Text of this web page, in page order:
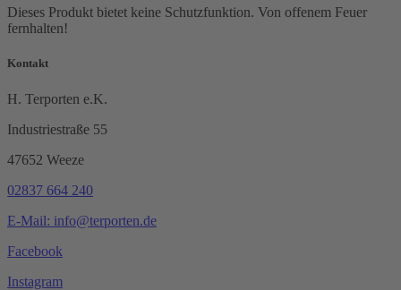
Dieses Produkt bietet keine Schutzfunktion. Von offenem Feuer
fernhalten!
Kontakt
H. Terporten e.K.
Industriestraße 55
47652 Weeze
02837 664 240
E-Mail: info@terporten.de
Facebook
Instagram